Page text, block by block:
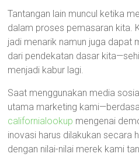
Tantangan lain muncul ketika
dalam proses pemasaran kita.
jadi menarik namun juga dapat
dari pendekatan dasar
menjadi kabur lagi.
Saat menggunakan media
utama marketing
californialookup mengenai
inovasi harus dilakukan secara
dengan nilai-nilai merek kami